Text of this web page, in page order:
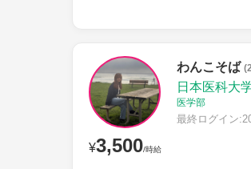
¥3,500/時給
わんこそば
日本医科大
医学部
最終ログイン